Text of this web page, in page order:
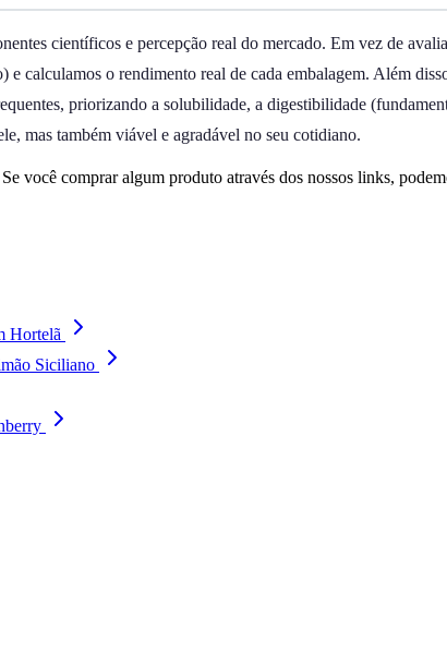
científicos e percepção real do mercado. Em vez de
calculamos o rendimento real de cada embalagem. Além
priorizando a solubilidade, a digestibilidade
mas também viável e agradável no seu cotidiano.
você comprar algum produto através dos nossos links,
Hortelã
Siciliano